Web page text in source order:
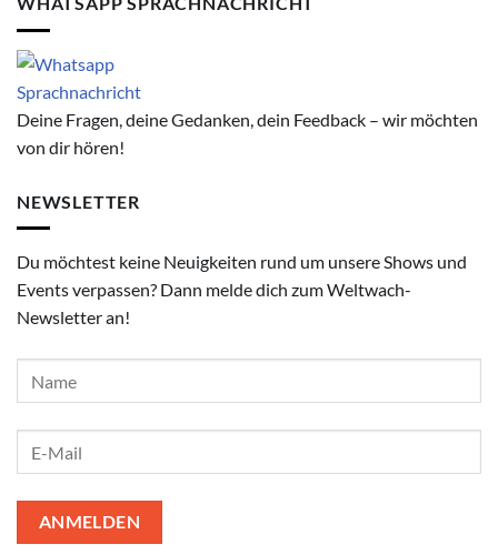
Deine Fragen, deine Gedanken, dein Feedback – wir möchten
von dir hören!
NEWSLETTER
Du möchtest keine Neuigkeiten rund um unsere Shows und
Events verpassen? Dann melde dich zum Weltwach-
Newsletter an!